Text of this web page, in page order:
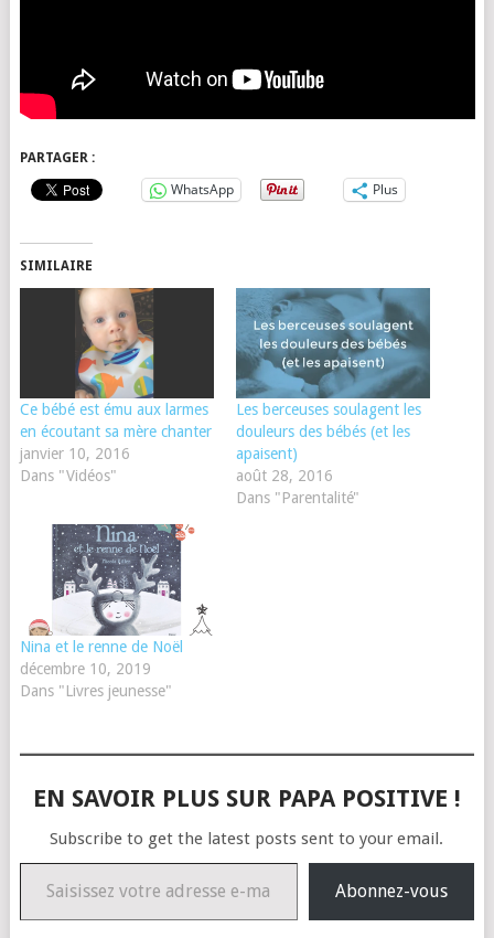
PARTAGER :
WhatsApp Plus
SIMILAIRE
Ce bébé est ému aux larmes
en écoutant sa mère chanter
janvier 10, 2016
Dans "Vidéos"
Les berceuses soulagent les
douleurs des bébés (et les
apaisent)
août 28, 2016
Dans "Parentalité"
Nina et le renne de Noël
décembre 10, 2019
Dans "Livres jeunesse"
EN SAVOIR PLUS SUR PAPA POSITIVE !
Subscribe to get the latest posts sent to your email.
Saisissez votre adresse e-mail…
Abonnez-vous